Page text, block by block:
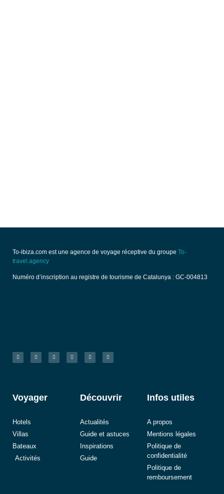
To-ibiza.com est une agence de voyage réceptive du groupe To-
travel.agency
Numéro d’inscription au registre de tourisme de Catalunya : GC-004813
Voyager
Hotels
Villas
Bateaux
Activités
Découvrir
Actualités
Guide et astuces
Inspirations
Guide
Infos utiles
A propos
Mentions légales
Politique de
confidentialité
Politique de
remboursement